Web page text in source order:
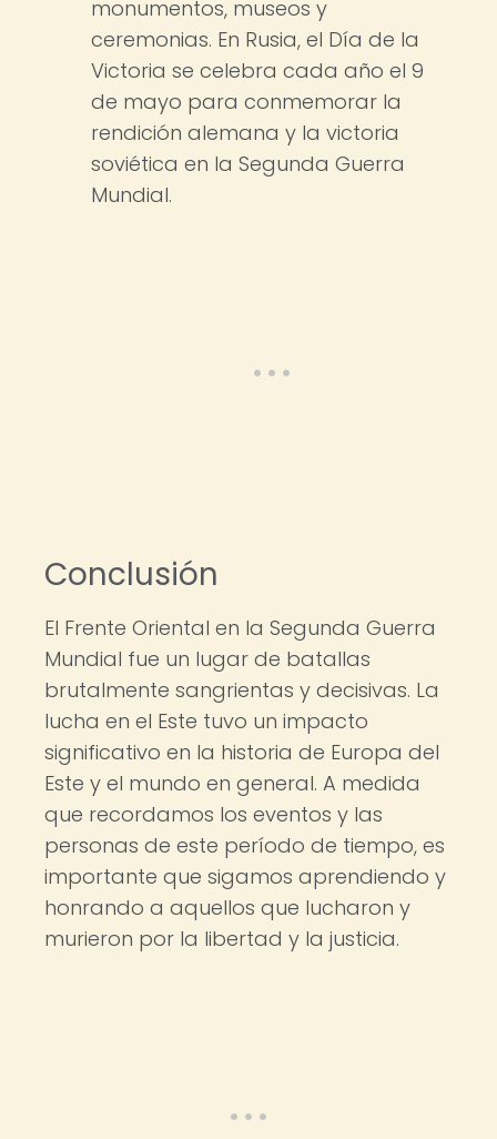
monumentos, museos y
ceremonias. En Rusia, el Día de la
Victoria se celebra cada año el 9
de mayo para conmemorar la
rendición alemana y la victoria
soviética en la Segunda Guerra
Mundial.
Conclusión
El Frente Oriental en la Segunda Guerra
Mundial fue un lugar de batallas
brutalmente sangrientas y decisivas. La
lucha en el Este tuvo un impacto
significativo en la historia de Europa del
Este y el mundo en general. A medida
que recordamos los eventos y las
personas de este período de tiempo, es
importante que sigamos aprendiendo y
honrando a aquellos que lucharon y
murieron por la libertad y la justicia.